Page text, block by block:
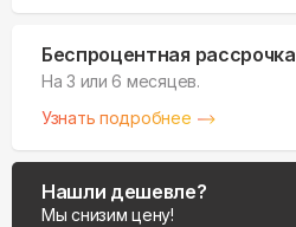
Беспроцентная рассрочка
На 3 или 6 месяцев.
Узнать подробнее
Нашли дешевле?
Мы снизим цену!